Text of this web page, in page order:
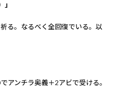
る。なるべく全回復でいる。以
アンチラ奥義＋2アビで受ける。